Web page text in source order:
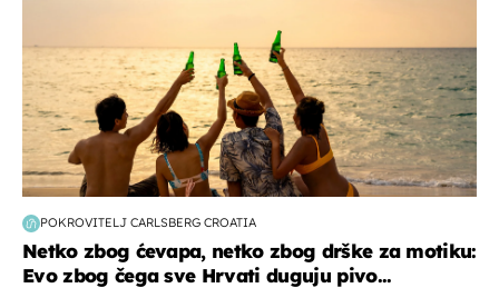
POKROVITELJ CARLSBERG CROATIA
Netko zbog ćevapa, netko zbog drške za motiku:
Evo zbog čega sve Hrvati duguju pivo...